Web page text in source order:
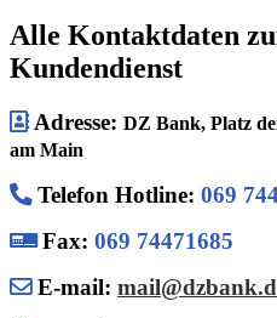
Alle Kontaktdaten
Kundendienst
Adresse: DZ Bank, Platz
am Main
Telefon Hotline: 069
Fax: 069 74471685
E-mail: